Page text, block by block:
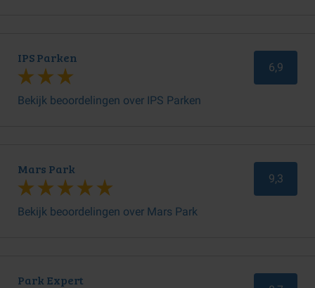
IPS Parken
Bekijk beoordelingen over IPS Parken
6,9
Mars Park
Bekijk beoordelingen over Mars Park
9,3
Park Expert